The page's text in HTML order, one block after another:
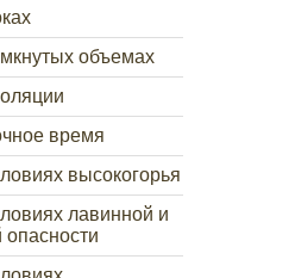
объемах
время
высокогорья
лавинной и
опасности